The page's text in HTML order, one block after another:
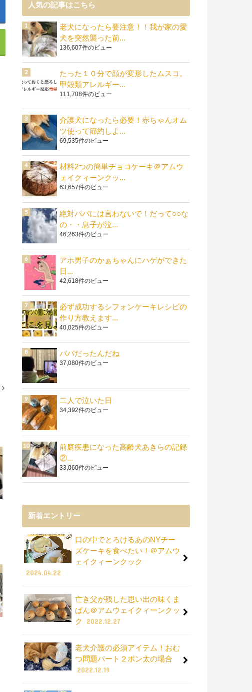
人気の記事はこちら
老犬になったら要注意！！我が家の愛
犬を突然襲った前...
136,607件のビュー
たった１０分で顔が変形したムスコ。
甲殻類アレルギー...
111,708件のビュー
介護犬になったら必要！赤ちゃんオム
ツ使って節約しよ...
69,535件のビュー
材料2つの簡単チョコケーキ＠アムウ
ェイクィーンクッ...
63,657件のビュー
絶対パパには言わないで！だって○○な
の・・息子が泣...
46,263件のビュー
アホ男子のかぁちゃんにハゲができた
日...
42,618件のビュー
必ず成功するシフォンケーキレシピの
作り方教えます...
40,025件のビュー
パパだったんだね
37,080件のビュー
二人で泣いた日
34,392件のビュー
前庭疾患になった高齢犬あきらの記録
②...
33,060件のビュー
新着エントリー
口の中でとろけるあのNYチー
ズケーキを食べたい！＠アムウ
ェイクィーンクック
2024.04.22
亡き父が残した思い出の味くま
ぱん＠アムウェイクィーンクッ
ク
2022.12.27
老犬介護の必須アイテム！おむ
つ問題パート２ポン太の場合
2022.12.19